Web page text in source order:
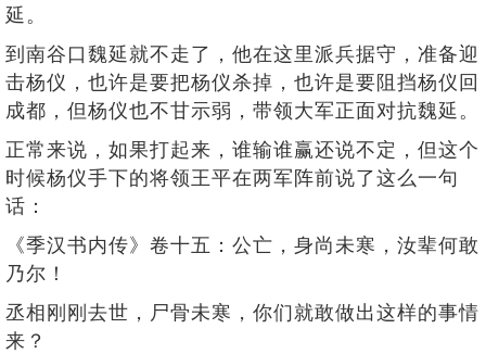
延。
到南谷口魏延就不走了，他在这里派兵据守，准备迎
击杨仪，也许是要把杨仪杀掉，也许是要阻挡杨仪回
成都，但杨仪也不甘示弱，带领大军正面对抗魏延。
正常来说，如果打起来，谁输谁赢还说不定，但这个
时候杨仪手下的将领王平在两军阵前说了这么一句
话：
《季汉书内传》卷十五：公亡，身尚未寒，汝辈何敢
乃尔！
丞相刚刚去世，尸骨未寒，你们就敢做出这样的事情
来？